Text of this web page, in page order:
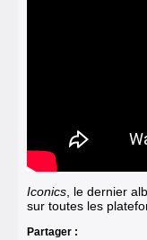
Iconics, le dernier
sur toutes les
Partager :